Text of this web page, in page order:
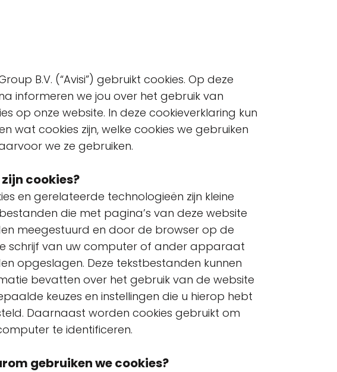
B.V. (“Avisi”) gebruikt cookies. Op deze
informeren we jou over het gebruik van
op onze website. In deze cookieverklaring kun
wat cookies zijn, welke cookies we gebruiken
we ze gebruiken.
cookies?
en gerelateerde technologieën zijn kleine
die met pagina’s van deze website
meegestuurd en door de browser op de
schrijf van uw computer of ander apparaat
opgeslagen. Deze tekstbestanden kunnen
bevatten over het gebruik van de website
keuzes en instellingen die u hierop hebt
Daarnaast worden cookies gebruikt om
te identificeren.
gebruiken we cookies?